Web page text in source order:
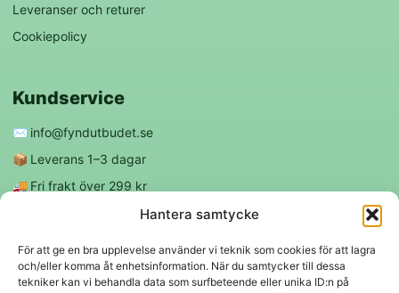
Hantera samtycke
För att ge en bra upplevelse använder vi teknik som cookies för att lagra
och/eller komma åt enhetsinformation. När du samtycker till dessa
tekniker kan vi behandla data som surfbeteende eller unika ID:n på
Leveranser och returer
Cookiepolicy
Kundservice
✉️ info@fyndutbudet.se
📦 Leverans 1–3 dagar
🚚 Fri frakt över 299 kr
Följ oss